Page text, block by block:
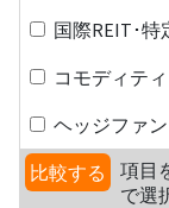
国際REIT･特
コモディティ
ヘッジファ
比較する
項目
で選